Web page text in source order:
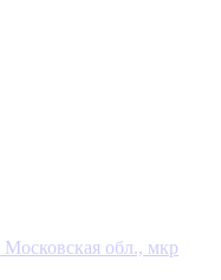
Московская обл., мкр